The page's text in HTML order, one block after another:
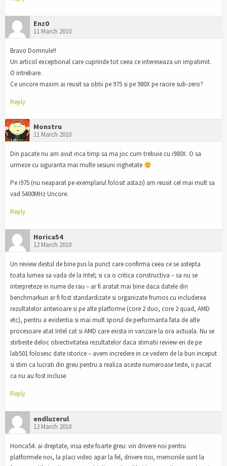
Enz0
11 March 2010
Bravo Domnule!!
Un articol exceptional care cuprinde tot ceea ce intereseaza un impatimit.
O intrebare.
Ce uncore maxim ai reusit sa obtii pe 975 si pe 980X pe racire sub-zero?
Reply
Monstru
11 March 2010
Din pacate nu am avut inca timp sa ma joc cum trebuie cu i980X. O sa
urmeze cu siguranta mai multe sesiuni inghetate
Pe i975 (nu neaparat pe exemplarul folosit astazi) am reusit cel mai mult sa
vad 5400MHz Uncore.
Reply
Horica54
12 March 2010
Un review destul de bine pus la punct care confirma ceea ce se astepta
toata lumea sa vada de la Intel; si ca o critica constructiva – sa nu se
interpreteze in nume de rau – ar fi aratat mai bine daca datele din
benchmarkuri ar fi fost standardizate si organizate frumos cu includerea
rezultatelor anterioare si pe alte platforme (core 2 duo, core 2 quad, AMD
etc), pentru a evidentia si mai mult sporul de performanta fata de alte
procesoare atat Intel cat si AMD care exista in vanzare la ora actuala. Nu se
stirbeste deloc obiectivitatea rezultatelor daca stimatii review-eri de pe
lab501 folosesc date istorice – avem incredere in ce vedem de la bun inceput
si stim ca lucrati din greu pentru a realiza aceste numeroase teste, ii pacat
ca nu au fost incluse.
Reply
endluzerul
12 March 2010
Horica54: ai dreptate, insa este foarte greu: vin drivere noi pentru
platformele noi, la placi video apar la fel, drivere noi, memoriile sunt la